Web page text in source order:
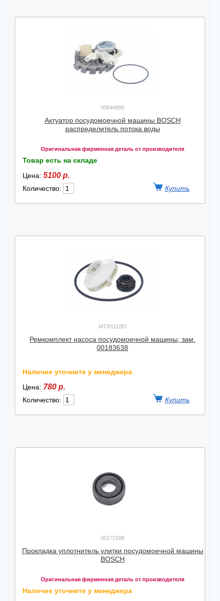
00644996
Актуатор посудомоечной машины BOSCH
распределитель потока воды
Оригинальная фирменная деталь от производителя
Товар есть на складе
Цена: 5100 р.
Количество:
MTR511BO
Ремкомплект насоса посудомоечной машины, зам.
00183638
Наличие уточните у менеджера
Цена: 780 р.
Количество:
00171598
Прокладка уплотнитель улитки посудомоечной машины
BOSCH
Оригинальная фирменная деталь от производителя
Наличие уточните у менеджера